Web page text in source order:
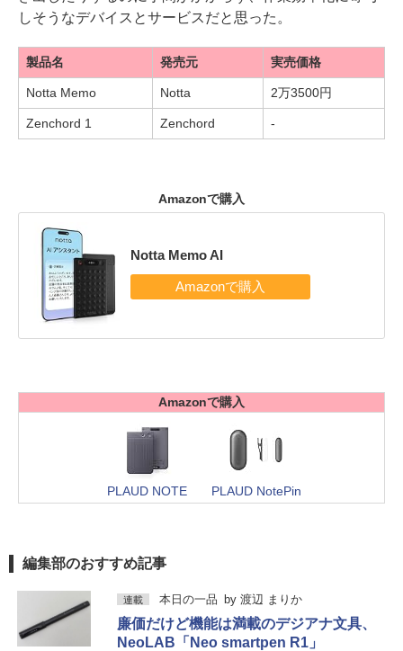
しそうなデバイスとサービスだと思った。
製品名 発売元 実売価格
Notta Memo Notta 2万3500円
Zenchord 1 Zenchord -
Amazonで購入
Notta Memo AI
Amazonで購入
PLAUD NOTE PLAUD NotePin
編集部のおすすめ記事
連載 本日の一品 by 渡辺 まりか
廉価だけど機能は満載のデジアナ文具、
NeoLAB「Neo smartpen R1」